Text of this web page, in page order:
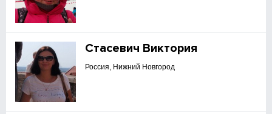
Стасевич Виктория
Россия, Нижний Новгород